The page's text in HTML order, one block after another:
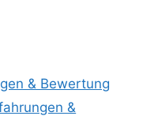
& Bewertung
&